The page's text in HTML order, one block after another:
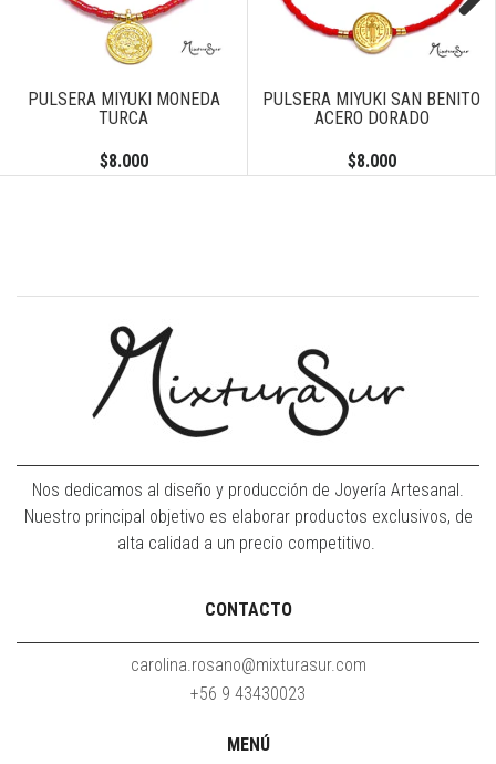
PULSERA MIYUKI MONEDA
TURCA
$8.000
PULSERA MIYUKI SAN BENITO
ACERO DORADO
$8.000
Next
Nos dedicamos al diseño y producción de Joyería Artesanal.
Nuestro principal objetivo es elaborar productos exclusivos, de
alta calidad a un precio competitivo.
CONTACTO
carolina.rosano@mixturasur.com
+56 9 43430023
MENÚ